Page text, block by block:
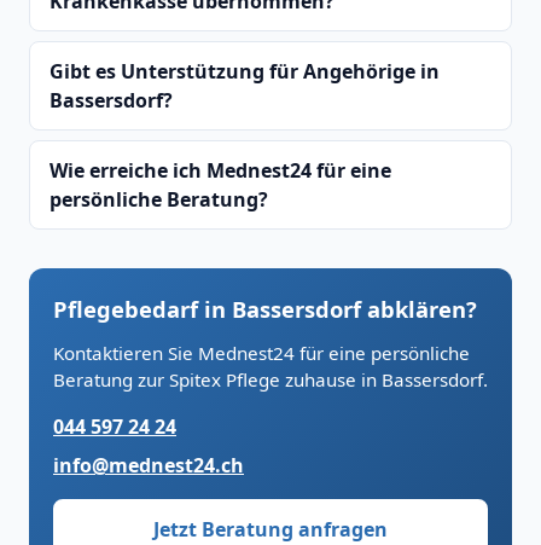
Gibt es Unterstützung für Angehörige in
Bassersdorf?
Wie erreiche ich Mednest24 für eine
persönliche Beratung?
Pflegebedarf in Bassersdorf abklären?
Kontaktieren Sie Mednest24 für eine persönliche
Beratung zur Spitex Pflege zuhause in Bassersdorf.
044 597 24 24
info@mednest24.ch
Jetzt Beratung anfragen